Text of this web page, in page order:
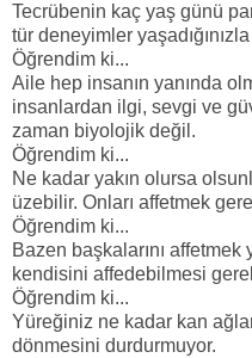
Tecrübenin kaç yaş günü
tür deneyimler
Öğrendim ki...
Aile hep insanın yanında
insanlardan ilgi, sevgi ve
zaman biyolojik değil.
Öğrendim ki...
Ne kadar yakın olursa
üzebilir. Onları affetmek
Öğrendim ki...
Bazen başkalarını affetmek
kendisini affedebilmesi
Öğrendim ki...
Yüreğiniz ne kadar kan
dönmesini durdurmuyor.